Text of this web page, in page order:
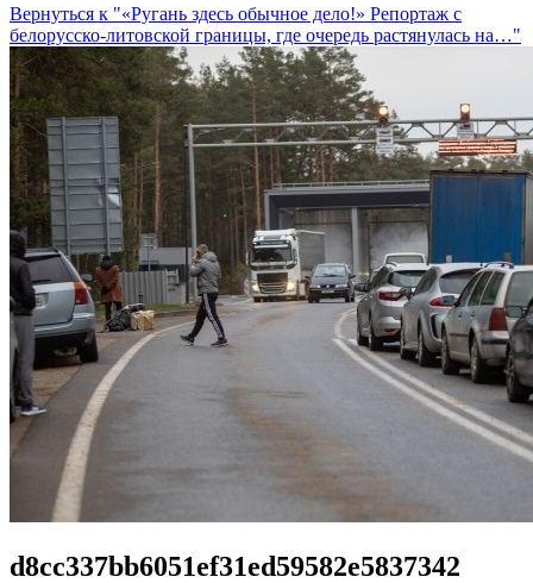
Вернуться к "«Ругань здесь обычное дело!» Репортаж с
белорусско-литовской границы, где очередь растянулась на…"
d8cc337bb6051ef31ed59582e5837342